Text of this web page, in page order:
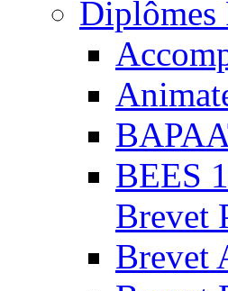
Diplômes
BEES
Brevet
Brevet